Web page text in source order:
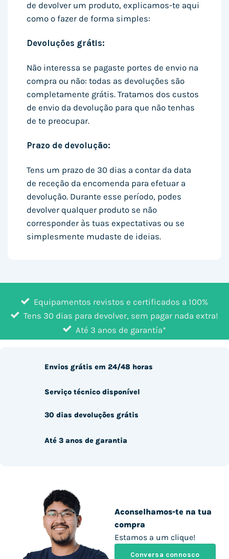
de devolver um produto, explicamos-te aqui
como o fazer de forma simples:
Devoluções grátis:
Não interessa se pagaste portes de envio na
compra ou não: todas as devoluções são
completamente grátis. Tratamos dos custos
de envio da devolução para que não tenhas
de te preocupar.
Prazo de devolução:
Tens um prazo de 30 dias a contar da data
de receção da encomenda para efetuar a
devolução. Durante esse período, podes
devolver qualquer produto se não
corresponder às tuas expectativas ou se
simplesmente mudaste de ideias.
Equipamentos revistos e certificados a 100%
Tens 30 dias para devolver, sem pagar nada extra!
Até 3 anos de garantía*
Aconselhamos-te na tua
compra
Estamos a um clique!
Conversa connosco
Envios grátis em 24/48 horas
Serviço técnico disponível
30 dias devoluções grátis
Até 3 anos de garantia